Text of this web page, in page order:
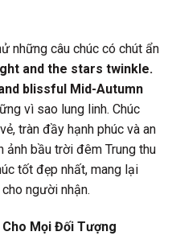
những câu chúc có chút ẩn
and the stars twinkle.
blissful Mid-Autumn
vì sao lung linh. Chúc
tràn đầy hạnh phúc và an
ảnh bầu trời đêm Trung thu
tốt đẹp nhất, mang lại
người nhận.
Mọi Đối Tượng